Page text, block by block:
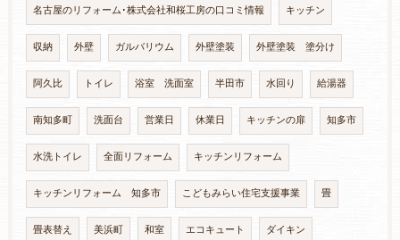
名古屋のリフォーム･株式会社和桜工房の口コミ情報 キッチン
収納 外壁 ガルバリウム 外壁塗装 外壁塗装 塗分け
阿久比 トイレ 浴室 洗面室 半田市 水回り 給湯器
南知多町 洗面台 営業日 休業日 キッチンの扉 知多市
水洗トイレ 全面リフォーム キッチンリフォーム
キッチンリフォーム 知多市 こどもみらい住宅支援事業 畳
畳表替え 美浜町 和室 エコキュート ダイキン